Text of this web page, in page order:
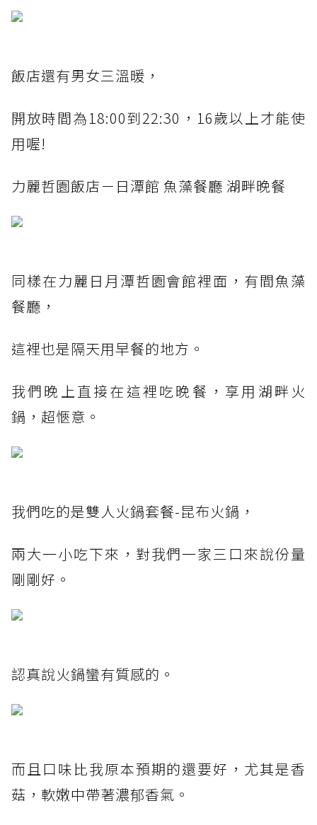
飯店還有男女三溫暖，
開放時間為18:00到22:30，16歲以上才能使
用喔!
力麗哲園飯店－日潭館 魚藻餐廳 湖畔晚餐
同樣在力麗日月潭哲園會館裡面，有間魚藻
餐廳，
這裡也是隔天用早餐的地方。
我們晚上直接在這裡吃晚餐，享用湖畔火
鍋，超愜意。
我們吃的是雙人火鍋套餐-昆布火鍋，
兩大一小吃下來，對我們一家三口來說份量
剛剛好。
認真說火鍋蠻有質感的。
而且口味比我原本預期的還要好，尤其是香
菇，軟嫩中帶著濃郁香氣。